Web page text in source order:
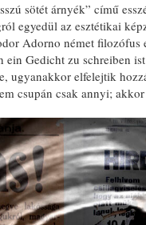
sötét árnyék” című
egyedül az esztétikai
Adorno német
ein Gedicht zu schreiben
ugyanakkor elfelejtik
csupán csak annyi;